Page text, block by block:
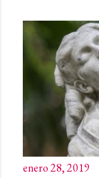
enero 28, 2019